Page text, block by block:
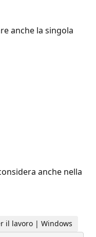
anche la singola
anche nella
il lavoro | Windows